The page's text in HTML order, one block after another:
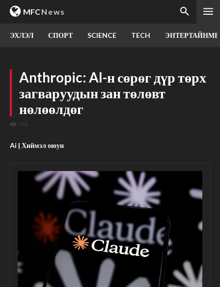
MFCNews
ЭХЛЭЛ СПОРТ SCIENCE TECH
Anthropic: AI-н сөрөг дүр төрх
загваруудын зан төлөвт
нөлөөлдөг
166
Ai | Хиймэл оюун